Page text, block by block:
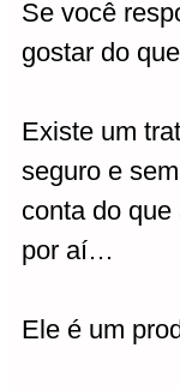
Se você
gostar do
Existe um
seguro e
conta do
por aí…
Ele é um